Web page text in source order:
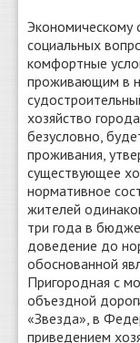
Экономическому
социальных
комфортные
проживающим в
хозяйство
безусловно,
проживания,
существующее
нормативное
жителей
три года в
доведение до
обоснованной
Пригородная с
объездной
«Звезда», в
приведением